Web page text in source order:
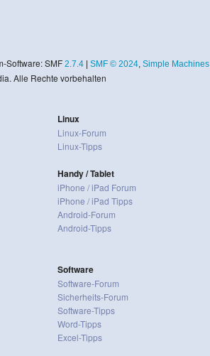
Software: SMF 2.7.4| SMF © 2024, Simple Machines
Alle Rechte vorbehalten
Linux
Linux-Forum
Linux-Tipps
Handy / Tablet
iPhone / iPad Forum
iPhone / iPad Tipps
Android-Forum
Android-Tipps
Software
Software-Forum
Sicherheits-Forum
Software-Tipps
Word-Tipps
Excel-Tipps